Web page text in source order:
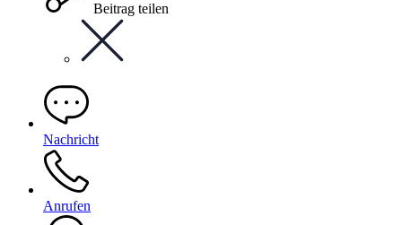
Beitrag teilen
Nachricht
Anrufen